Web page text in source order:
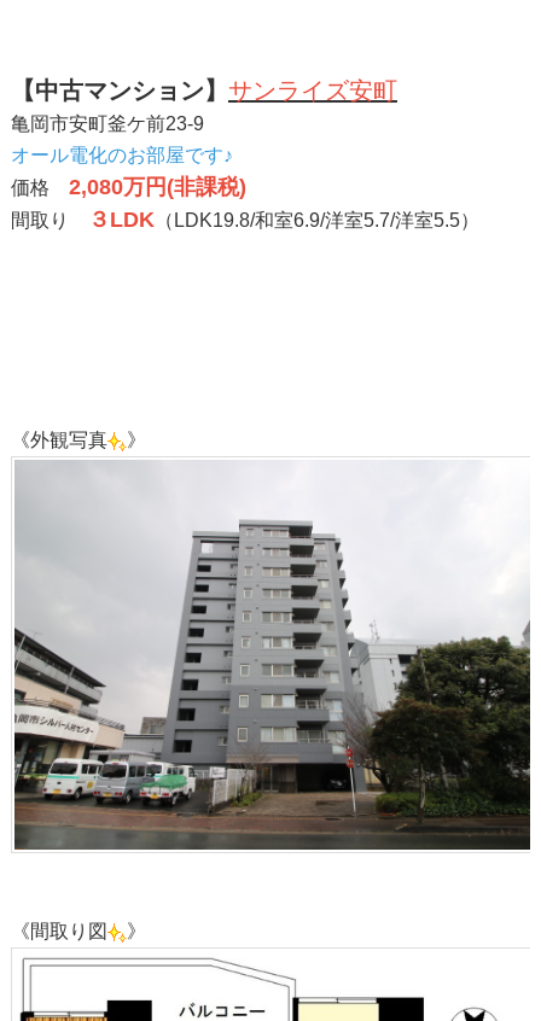
【中古マンション】 サンライズ安町
亀岡市安町釜ケ前23-9
オール電化のお部屋です♪
価格 2,080万円(非課税)
間取り ３LDK （LDK19.8/和室6.9/洋室5.7/洋室5.5）
《外観写真 》
《間取り図 》